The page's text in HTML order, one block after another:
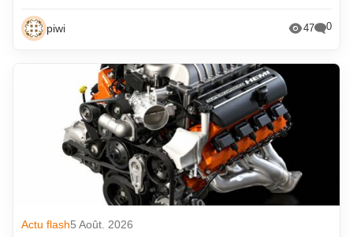
piwi 47 0
Actu flash5 Août. 2026